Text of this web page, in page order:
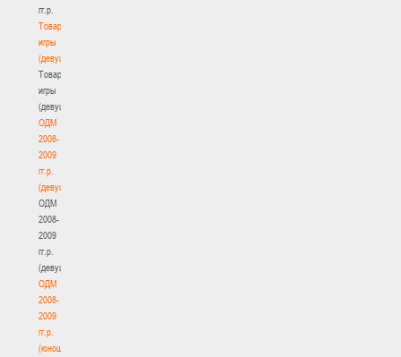
гг.р.
Товарищеские
игры
(девушки)
Товарищеские
игры
(девушки)
ОДМ
2008-
2009
гг.р.
(девушки)
ОДМ
2008-
2009
гг.р.
(девушки)
ОДМ
2008-
2009
гг.р.
(юноши)